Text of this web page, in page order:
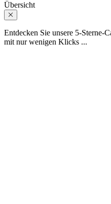
Übersicht
Entdecken Sie unsere 5-Sterne-
mit nur wenigen Klicks ...